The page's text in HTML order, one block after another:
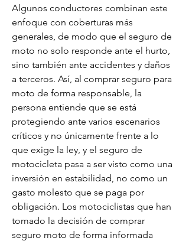
Algunos conductores combinan este
enfoque con coberturas más
generales, de modo que el seguro de
moto no solo responde ante el hurto,
sino también ante accidentes y daños
a terceros. Así, al comprar seguro para
moto de forma responsable, la
persona entiende que se está
protegiendo ante varios escenarios
críticos y no únicamente frente a lo
que exige la ley, y el seguro de
motocicleta pasa a ser visto como una
inversión en estabilidad, no como un
gasto molesto que se paga por
obligación. Los motociclistas que han
tomado la decisión de comprar
seguro moto de forma informada